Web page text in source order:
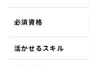
必須資格
活かせるスキル